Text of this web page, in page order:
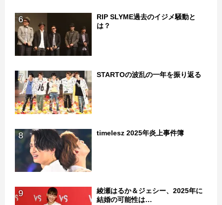
6
RIP SLYME過去のイジメ騒動と
は？
7 STARTOの波乱の一年を振り返る
8 timelesz 2025年炎上事件簿
9
綾瀬はるか＆ジェシー、2025年に
結婚の可能性は…